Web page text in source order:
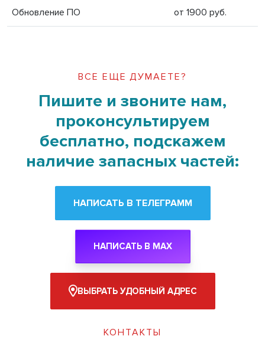
Обновление ПО от 1900 руб.
ВСЕ ЕЩЕ ДУМАЕТЕ?
Пишите и звоните нам,
проконсультируем
бесплатно, подскажем
наличие запасных частей:
НАПИСАТЬ В ТЕЛЕГРАММ
НАПИСАТЬ В MAX
ВЫБРАТЬ УДОБНЫЙ АДРЕС
КОНТАКТЫ